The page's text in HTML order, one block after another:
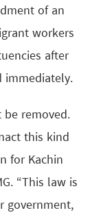
of an
workers
after
immediately.
removed.
this kind
for Kachin
“This law is
government,